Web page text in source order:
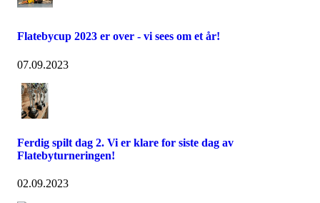
Flatebycup 2023 er over - vi sees om et år!
07.09.2023
Ferdig spilt dag 2. Vi er klare for siste dag av
Flatebyturneringen!
02.09.2023